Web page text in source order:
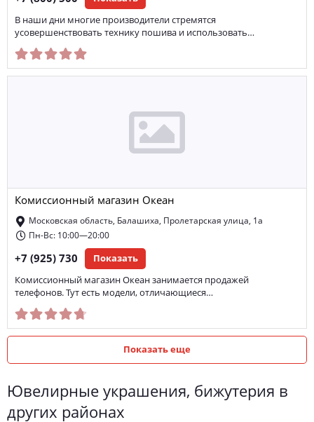
В наши дни многие производители стремятся
усовершенствовать технику пошива и использовать…
Комиссионный магазин Океан
Московская область, Балашиха, Пролетарская улица, 1а
Пн-Вс: 10:00—20:00
+7 (925) 730 Показать
Комиссионный магазин Океан занимается продажей
телефонов. Тут есть модели, отличающиеся…
Показать еще
ювелирные украшения, бижутерия в
других районах